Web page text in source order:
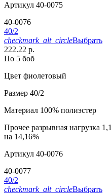
Артикул 40-0075
40-0076
40/2
checkmark_alt_circleВыбрать
222.22 р.
По 5 боб
Цвет фиолетовый
Размер 40/2
Материал 100% полиэстер
Прочее разрывная нагрузка
на 14,16%
Артикул 40-0076
40-0077
40/2
checkmark_alt_circleВыбрать